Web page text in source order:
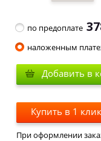
по предоплате
наложенным
Добавить в
Купить в 1 клик
При оформлении